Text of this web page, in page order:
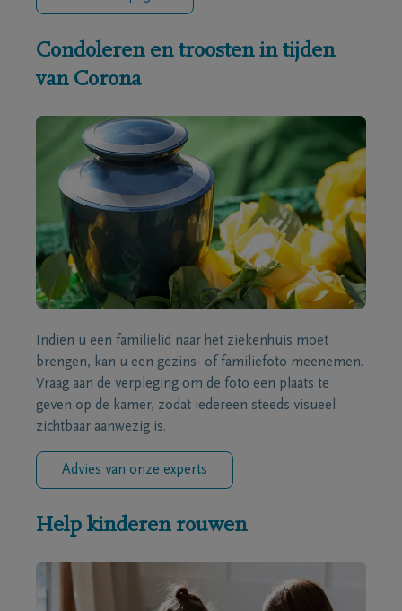
Condoleren en troosten in tijden
van Corona
Indien u een familielid naar het ziekenhuis moet
brengen, kan u een gezins- of familiefoto meenemen.
Vraag aan de verpleging om de foto een plaats te
geven op de kamer, zodat iedereen steeds visueel
zichtbaar aanwezig is.
Advies van onze experts
Help kinderen rouwen